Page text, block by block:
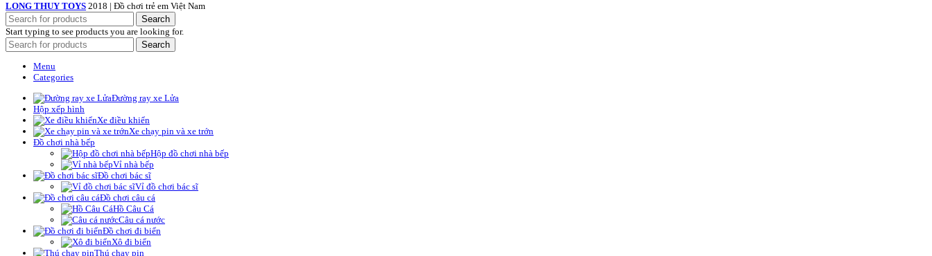
LONG THUY TOYS 2018 | Đồ chơi trẻ em Việt Nam
Search
Start typing to see products you are looking for.
Search
Menu
Categories
Đường ray xe Lửa
Hộp xếp hình
Xe điều khiển
Xe chạy pin và xe trớn
Đồ chơi nhà bếp
Hộp đồ chơi nhà bếp
Vỉ nhà bếp
Đồ chơi bác sĩ
Vỉ đồ chơi bác sĩ
Đồ chơi câu cá
Hồ Câu Cá
Câu cá nước
Đồ chơi đi biển
Xô đi biển
Thú chạy pin